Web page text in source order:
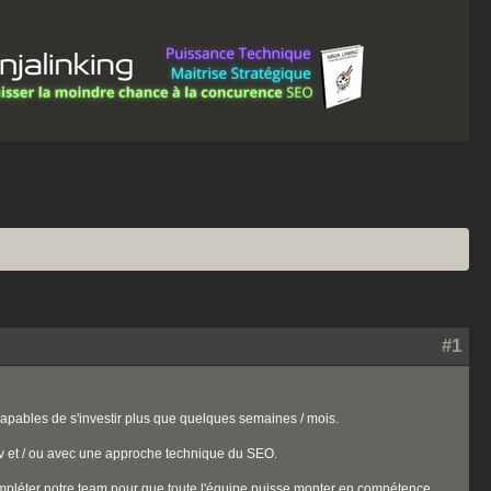
#1
de s'investir plus que quelques semaines / mois.
/ ou avec une approche technique du SEO.